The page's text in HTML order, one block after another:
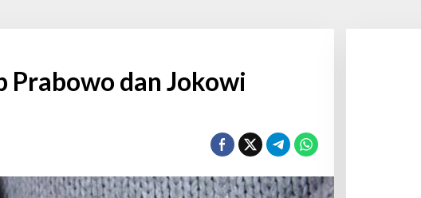
dan Jokowi